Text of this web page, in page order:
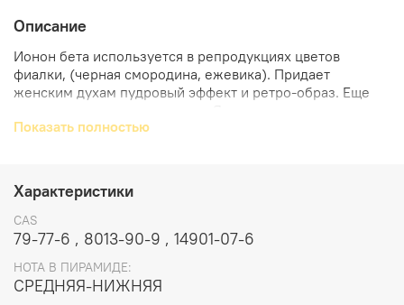
Описание
Ионон бета используется в репродукциях цветов
фиалки, (черная смородина, ежевика). Придает
женским духам пудровый эффект и ретро-образ. Еще
связующим звеном. В отличие от Альфа- и Гамма-
Дамасконом. Бета-ионон присутствует в душистой
акации или абсолюте османтуса, из которых его можно
извлечь в натуральном виде, но в большинстве случаев
в парфюмерии используется синтетический бета-ионон.
Субстантивность: 115ч. Ввод в парфюмерный
концентрат: до 20% Не имеет ограничений.
Показать полностью
Характеристики
CAS
79-77-6 , 8013-90-9 , 14901-07-6
НОТА В ПИРАМИДЕ:
СРЕДНЯЯ-НИЖНЯЯ